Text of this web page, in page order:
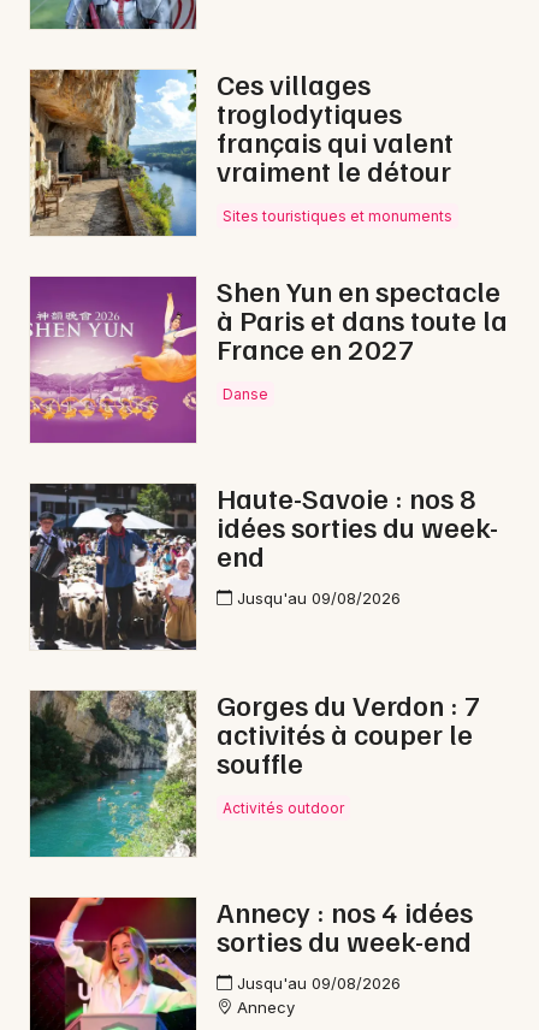
Ces villages
troglodytiques
français qui valent
vraiment le détour
Sites touristiques et monuments
Shen Yun en spectacle
à Paris et dans toute la
France en 2027
Danse
Haute-Savoie : nos 8
idées sorties du week-
end
Jusqu'au 09/08/2026
Gorges du Verdon : 7
activités à couper le
souffle
Activités outdoor
Annecy : nos 4 idées
sorties du week-end
Jusqu'au 09/08/2026
Annecy